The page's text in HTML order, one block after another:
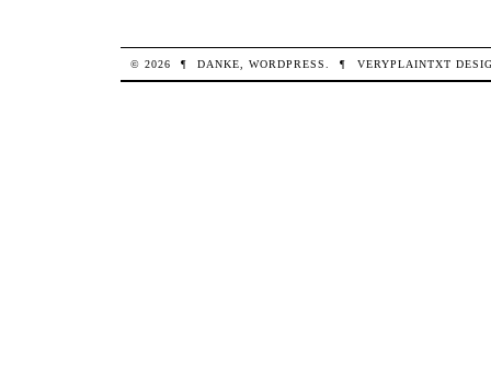
© 2026 ¶ DANKE,WORDPRESS ¶ VERYPLAINTXT